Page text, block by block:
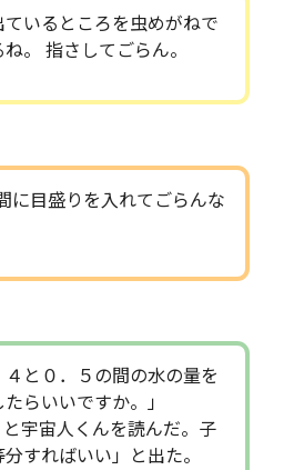
いるところを虫めがねで
。 指さしてごらん。
に目盛りを入れてごらんな
と０．５の間の水の量を
らいいですか。」
と宇宙人くんを読んだ。子
すればいい」と出た。